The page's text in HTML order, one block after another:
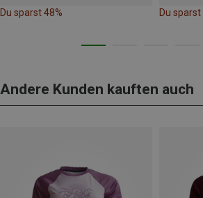
Du sparst 48% Du sparst
Andere Kunden kauften auch